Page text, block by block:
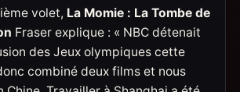
volet, La Momie : La Tombe de
Fraser explique : « NBC détenait
des Jeux olympiques cette
combiné deux films et nous